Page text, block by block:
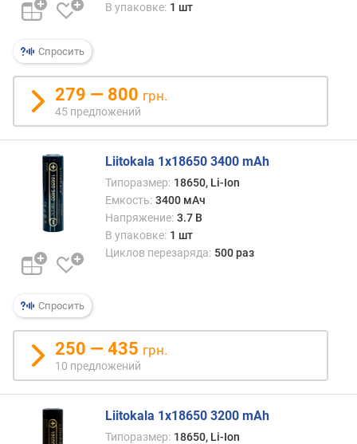
Спросить
В упаковке: 1 шт
279 — 800 грн.
45 предложений
Спросить
Liitokala 1x18650 3400 mAh
Типоразмер: 18650, Li-Ion
Емкость: 3400 мАч
Напряжение: 3.7 В
В упаковке: 1 шт
Циклов перезаряда: 500 раз
250 — 435 грн.
10 предложений
Liitokala 1x18650 3200 mAh
Типоразмер: 18650, Li-Ion